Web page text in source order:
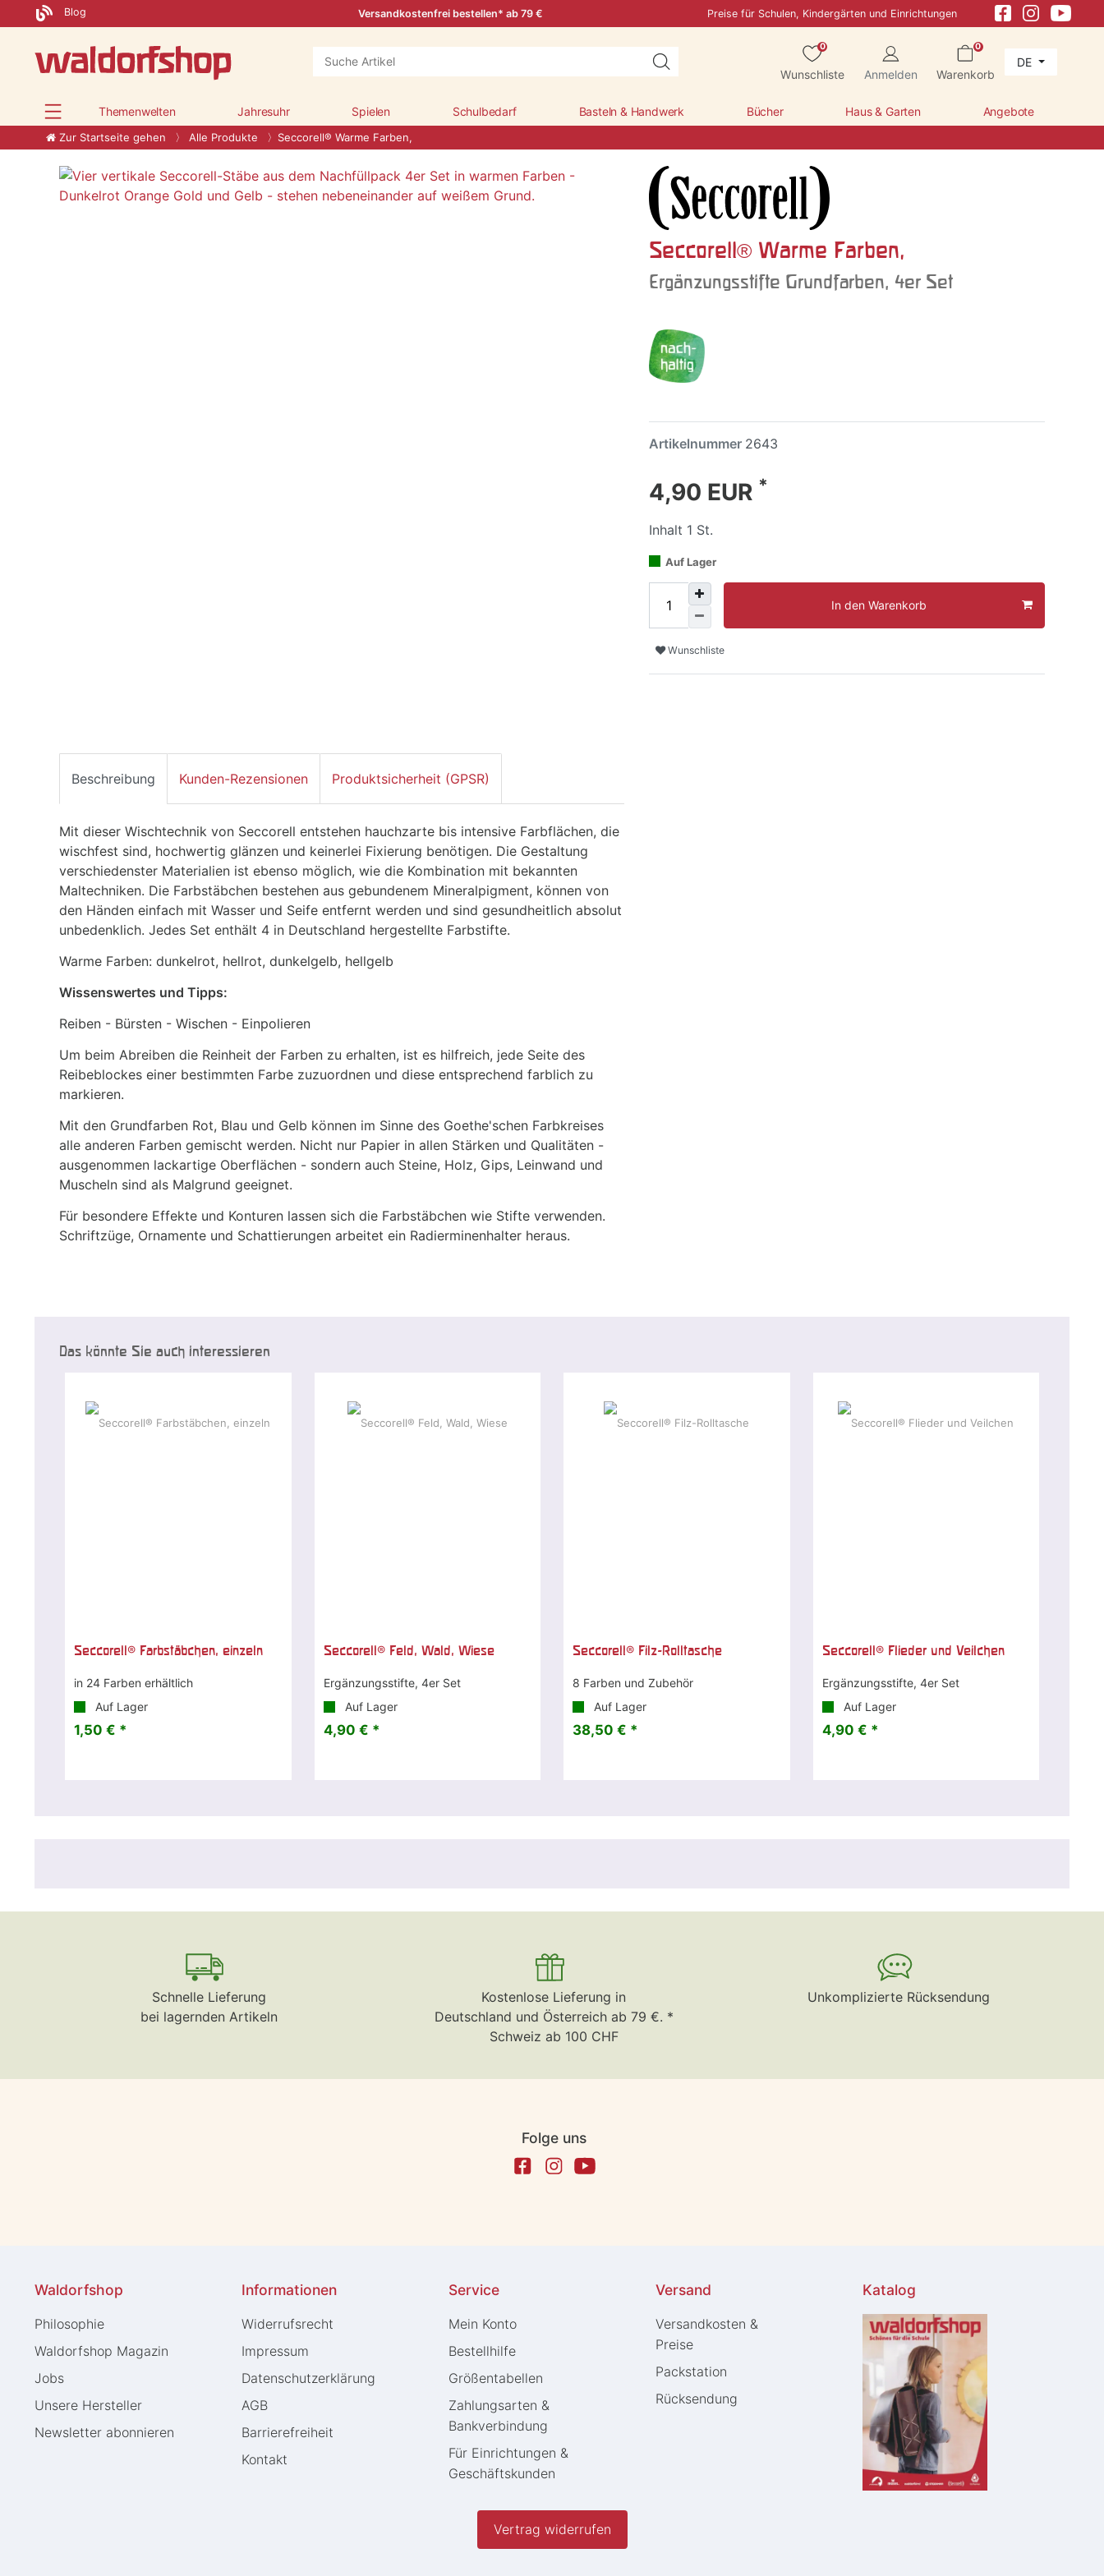
Blog Versandkostenfrei bestellen* ab 79 € Preise für Schulen, Kindergärten und Einrichtungen
0
Wunschliste Anmelden
0
Warenkorb
DE
Themenwelten Jahresuhr Spielen Schulbedarf Basteln & Handwerk Bücher Haus & Garten Angebote
Zur Startseite gehen Alle Produkte Seccorell® Warme Farben,
Seccorell® Warme Farben,
Ergänzungsstifte Grundfarben, 4er Set
Artikelnummer 2643
4,90 EUR *
Inhalt 1 St.
Auf Lager
In den Warenkorb
Wunschliste
Beschreibung Kunden-Rezensionen Produktsicherheit (GPSR)
Mit dieser Wischtechnik von Seccorell entstehen hauchzarte bis intensive Farbflächen, die
wischfest sind, hochwertig glänzen und keinerlei Fixierung benötigen. Die Gestaltung
verschiedenster Materialien ist ebenso möglich, wie die Kombination mit bekannten
Maltechniken. Die Farbstäbchen bestehen aus gebundenem Mineralpigment, können von
den Händen einfach mit Wasser und Seife entfernt werden und sind gesundheitlich absolut
unbedenklich. Jedes Set enthält 4 in Deutschland hergestellte Farbstifte.
Warme Farben: dunkelrot, hellrot, dunkelgelb, hellgelb
Wissenswertes und Tipps:
Reiben - Bürsten - Wischen - Einpolieren
Um beim Abreiben die Reinheit der Farben zu erhalten, ist es hilfreich, jede Seite des
Reibeblockes einer bestimmten Farbe zuzuordnen und diese entsprechend farblich zu
markieren.
Mit den Grundfarben Rot, Blau und Gelb können im Sinne des Goethe'schen Farbkreises
alle anderen Farben gemischt werden. Nicht nur Papier in allen Stärken und Qualitäten -
ausgenommen lackartige Oberflächen - sondern auch Steine, Holz, Gips, Leinwand und
Muscheln sind als Malgrund geeignet.
Für besondere Effekte und Konturen lassen sich die Farbstäbchen wie Stifte verwenden.
Schriftzüge, Ornamente und Schattierungen arbeitet ein Radierminenhalter heraus.
Das könnte Sie auch interessieren
Seccorell® Farbstäbchen, einzeln
in 24 Farben erhältlich
Auf Lager
1,50 € *
Seccorell® Feld, Wald, Wiese
Ergänzungsstifte, 4er Set
Auf Lager
4,90 € *
Seccorell® Filz-Rolltasche
8 Farben und Zubehör
Auf Lager
38,50 € *
Seccorell® Flieder und Veilchen
Ergänzungsstifte, 4er Set
Auf Lager
4,90 € *
Schnelle Lieferung
bei lagernden Artikeln
Kostenlose Lieferung in
Deutschland und Österreich ab 79 €. *
Schweiz ab 100 CHF
Unkomplizierte Rücksendung
Folge uns
Waldorfshop
Philosophie
Waldorfshop Magazin
Jobs
Unsere Hersteller
Newsletter abonnieren
Informationen
Widerrufs­recht
Impressum
Daten­schutz­erklärung
AGB
Barrierefreiheit
Kontakt
Service
Mein Konto
Bestellhilfe
Größentabellen
Zahlungsarten &
Bankverbindung
Für Einrichtungen &
Geschäftskunden
Versand
Versandkosten &
Preise
Packstation
Rücksendung
Katalog
Vertrag widerrufen